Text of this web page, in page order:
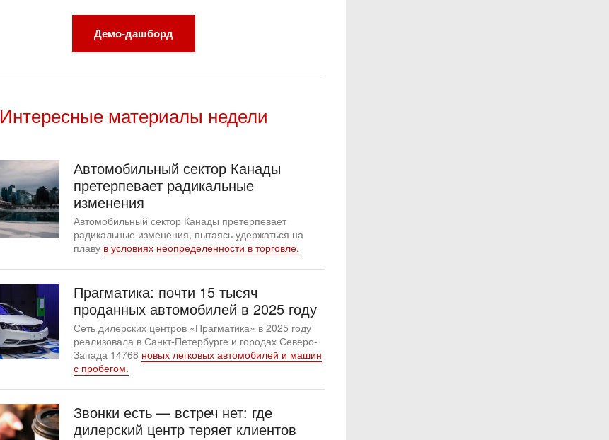
Демо-дашборд
Интересные материалы недели
Автомобильный сектор Канады
претерпевает радикальные
изменения
Автомобильный сектор Канады претерпевает
радикальные изменения, пытаясь удержаться на
плаву в условиях неопределенности в торговле.
Прагматика: почти 15 тысяч
проданных автомобилей в 2025 году
Сеть дилерских центров «Прагматика» в 2025 году
реализовала в Санкт-Петербурге и городах Северо-
Запада 14768 новых легковых автомобилей и машин
с пробегом.
Звонки есть — встреч нет: где
дилерский центр теряет клиентов